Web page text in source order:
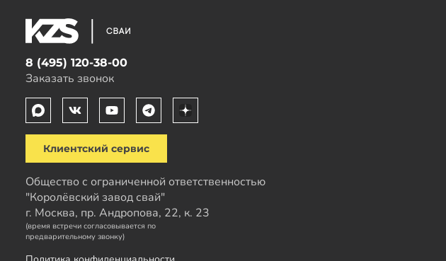
8 (495) 120-38-00
Заказать звонок
Клиентский сервис
Общество с ограниченной ответственностью
"Королёвский завод свай"
г. Москва, пр. Андропова, 22, к. 23
(время встречи согласовывается по
предварительному звонку)